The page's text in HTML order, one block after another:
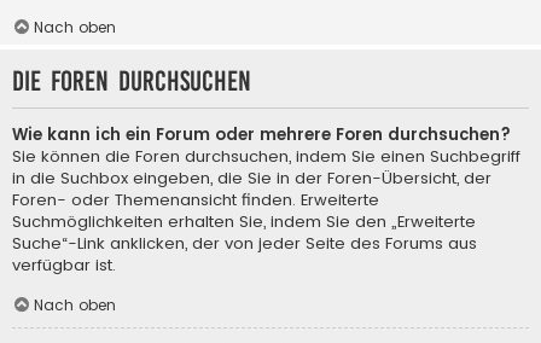
Nach oben
Die Foren durchsuchen
Wie kann ich ein Forum oder mehrere Foren durchsuchen?
Sie können die Foren durchsuchen, indem Sie einen Suchbegriff
in die Suchbox eingeben, die Sie in der Foren-Übersicht, der
Foren- oder Themenansicht finden. Erweiterte
Suchmöglichkeiten erhalten Sie, indem Sie den „Erweiterte
Suche“-Link anklicken, der von jeder Seite des Forums aus
verfügbar ist.
Nach oben